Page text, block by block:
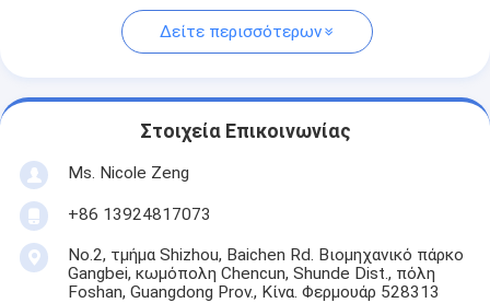
Δείτε περισσότερων
Στοιχεία Επικοινωνίας
Ms. Nicole Zeng
+86 13924817073
No.2, τμήμα Shizhou, Baichen Rd. Βιομηχανικό πάρκο
Gangbei, κωμόπολη Chencun, Shunde Dist., πόλη
Foshan, Guangdong Prov., Κίνα. Φερμουάρ 528313